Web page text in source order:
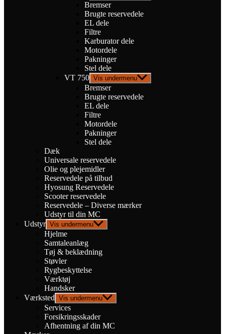
Bremser
Brugte reservedele
EL dele
Filtre
Karburator dele
Motordele
Pakninger
Stel dele
VT 750 Vis undermenu
Bremser
Brugte reservedele
EL dele
Filtre
Motordele
Pakninger
Stel dele
Dæk
Universale reservedele
Olie og plejemidler
Reservedele på tilbud
Hyosung Reservedele
Scooter reservedele
Reservedele – Diverse mærker
Udstyr til din MC
Udstyr Vis undermenu
Hjelme
Samtaleanlæg
Tøj & beklædning
Støvler
Rygbeskyttelse
Værktøj
Handsker
Værksted Vis undermenu
Services
Forsikringsskader
Afhentning af din MC